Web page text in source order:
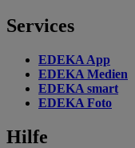
Services
EDEKA App
EDEKA Medien
EDEKA smart
EDEKA Foto
Hilfe